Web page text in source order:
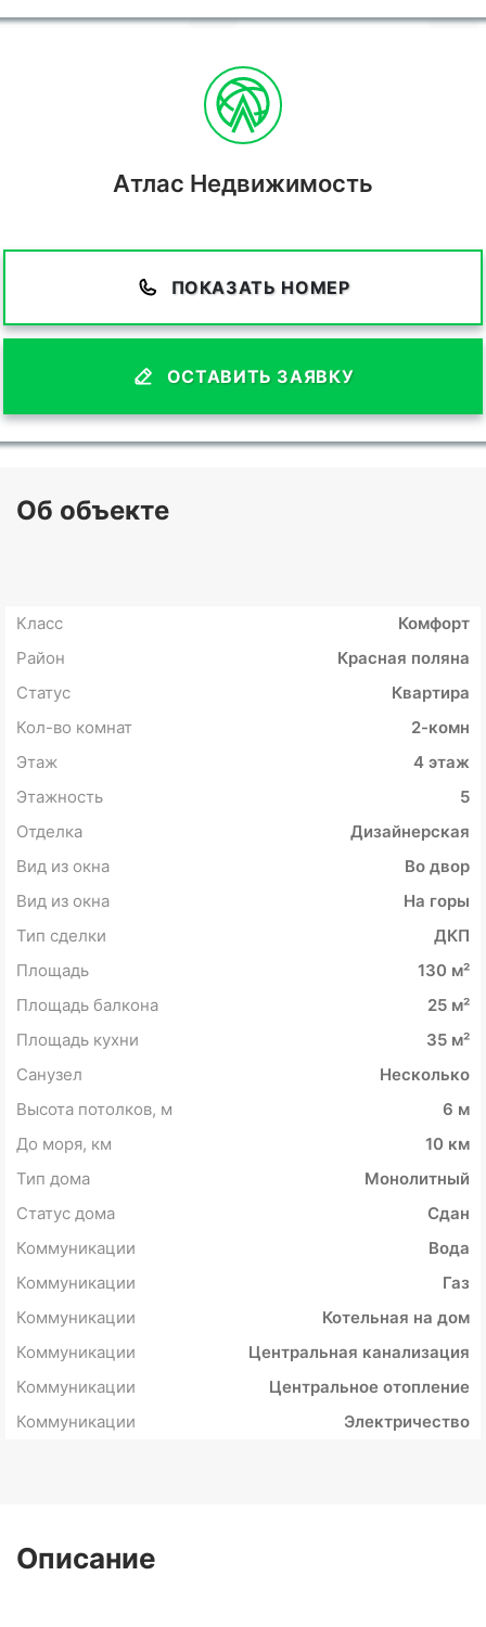
Атлас Недвижимость
ПОКАЗАТЬ НОМЕР
ОСТАВИТЬ ЗАЯВКУ
Об объекте
Класс
Комфорт
Район
Красная поляна
Статус
Квартира
Кол-во комнат
2-комн
Этаж
4 этаж
Этажность
5
Отделка
Дизайнерская
Вид из окна
Во двор
Вид из окна
На горы
Тип сделки
ДКП
Площадь
130 м²
Площадь балкона
25 м²
Площадь кухни
35 м²
Санузел
Несколько
Высота потолков, м
6 м
До моря, км
10 км
Тип дома
Монолитный
Статус дома
Сдан
Коммуникации
Вода
Коммуникации
Газ
Коммуникации
Котельная на дом
Коммуникации
Центральная канализация
Коммуникации
Центральное отопление
Коммуникации
Электричество
Описание